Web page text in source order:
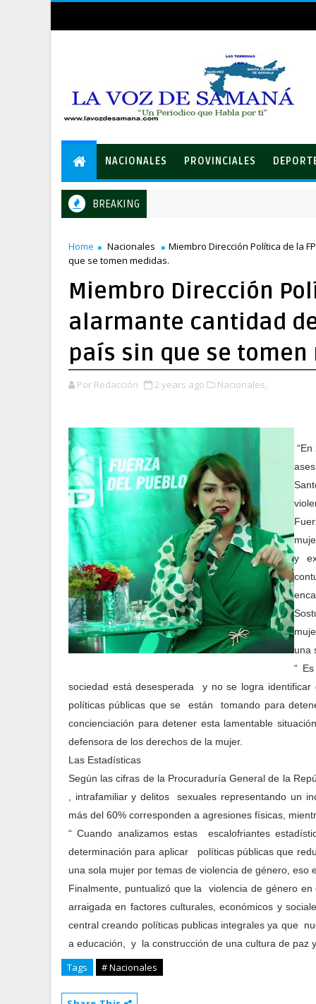
NACIONALES PROVINCIALES
BREAKING
Home Nacionales
Miembro Dirección Política de la
que se tomen medidas.
Miembro Dirección
alarmante cantidad
país sin que se tomen
Por Redacción 2 years ago Nacionales,
y
una
“
sociedad está desesperada y no se logra
políticas públicas que se están tomando para
concienciación para detener esta lamentable
defensora de los derechos de la mujer.
Las Estadísticas
Según las cifras de la Procuraduría General de la
, intrafamiliar y delitos sexuales representando un
más del 60% corresponden a agresiones físicas,
“ Cuando analizamos estas escalofriantes
determinación para aplicar políticas públicas que
una sola mujer por temas de violencia de género, eso
Finalmente, puntualizó que la violencia de género
arraigada en factores culturales, económicos y
central creando políticas publicas integrales ya que
a educación, y la construcción de una cultura de paz
Tags # Nacionales